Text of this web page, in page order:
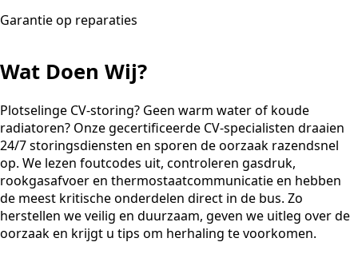
Garantie op reparaties
Wat Doen Wij?
Plotselinge CV-storing? Geen warm water of koude
radiatoren? Onze gecertificeerde CV-specialisten draaien
24/7 storingsdiensten en sporen de oorzaak razendsnel
op. We lezen foutcodes uit, controleren gasdruk,
rookgasafvoer en thermostaatcommunicatie en hebben
de meest kritische onderdelen direct in de bus. Zo
herstellen we veilig en duurzaam, geven we uitleg over de
oorzaak en krijgt u tips om herhaling te voorkomen.